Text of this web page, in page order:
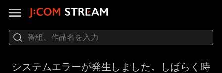
システムエラーが発生しました。しばらく時